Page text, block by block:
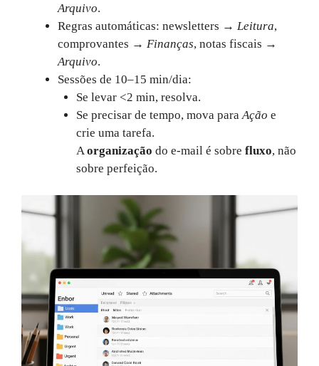
Arquivo.
Regras automáticas: newsletters → Leitura,
comprovantes → Finanças, notas fiscais →
Arquivo.
Sessões de 10–15 min/dia:
Se levar <2 min, resolva.
Se precisar de tempo, mova paraAção e
crie uma tarefa.
Aorganização do e‑mail é sobre fluxo, não
sobre perfeição.